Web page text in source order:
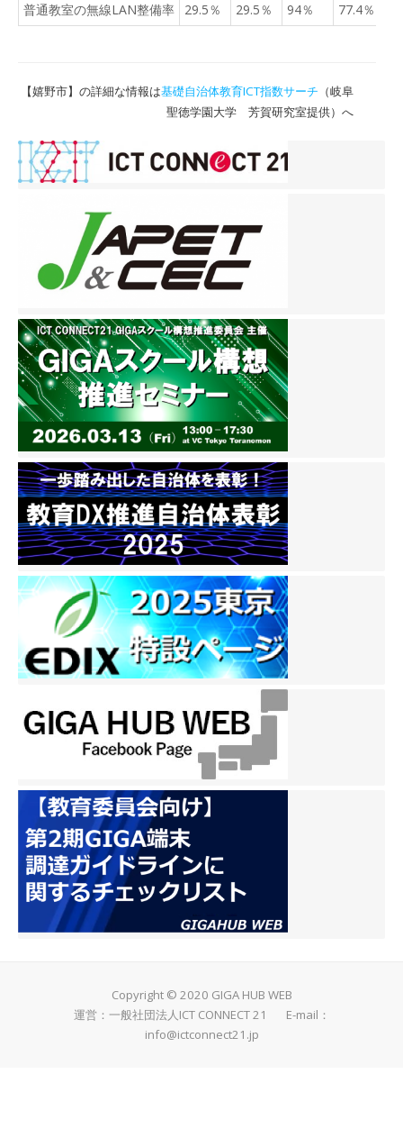
普通教室の無線LAN整備率
29.5％ 29.5％ 94％ 77.4％
【嬉野市】の詳細な情報は基礎自治体教育ICT指数サーチ （岐阜
聖徳学園大学 芳賀研究室提供）へ
Copyright © 2020 GIGA HUB WEB
運営：一般社団法人ICT CONNECT 21 E-mail：
info@ictconnect21.jp